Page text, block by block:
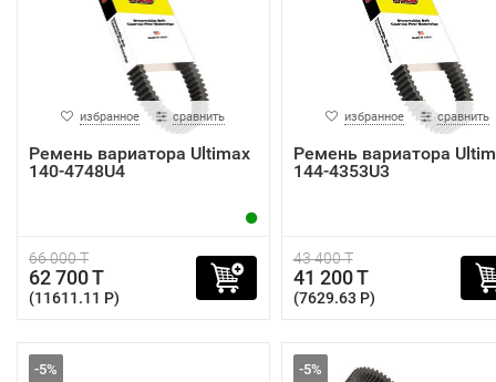
избранное сравнить
Ремень вариатора Ultimax
140-4748U4
66 000 T
62 700 T
(11611.11 P)
избранное сравнить
Ремень вариатора
144-4353U3
43 400 T
41 200 T
(7629.63 P)
-5% -5%